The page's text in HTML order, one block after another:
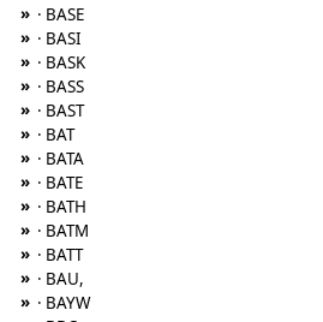
» · BASE
» · BASI
» · BASK
» · BASS
» · BAST
» · BAT
» · BATA
» · BATE
» · BATH
» · BATM
» · BATT
» · BAU,
» · BAYW